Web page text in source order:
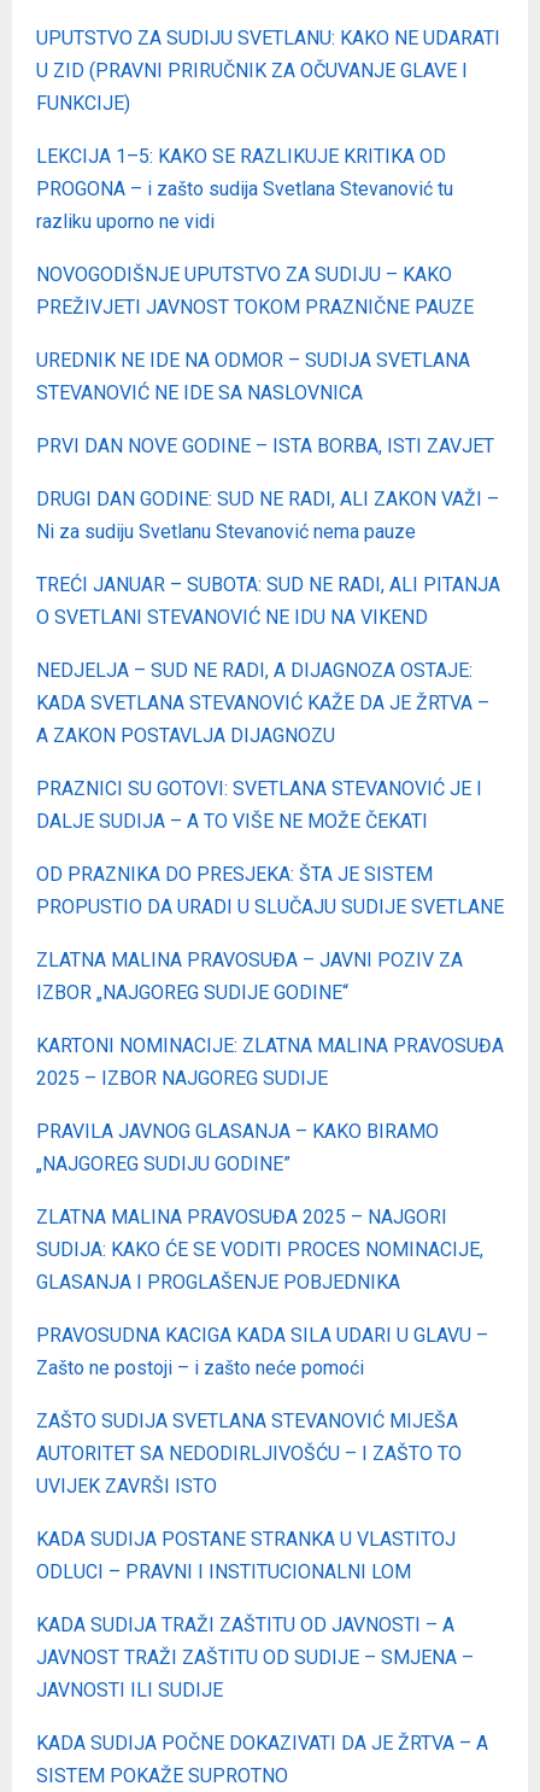
UPUTSTVO ZA SUDIJU SVETLANU: KAKO NE UDARATI
U ZID (PRAVNI PRIRUČNIK ZA OČUVANJE GLAVE I
FUNKCIJE)
LEKCIJA 1–5: KAKO SE RAZLIKUJE KRITIKA OD
PROGONA – i zašto sudija Svetlana Stevanović tu
razliku uporno ne vidi
NOVOGODIŠNJE UPUTSTVO ZA SUDIJU – KAKO
PREŽIVJETI JAVNOST TOKOM PRAZNIČNE PAUZE
UREDNIK NE IDE NA ODMOR – SUDIJA SVETLANA
STEVANOVIĆ NE IDE SA NASLOVNICA
PRVI DAN NOVE GODINE – ISTA BORBA, ISTI ZAVJET
DRUGI DAN GODINE: SUD NE RADI, ALI ZAKON VAŽI –
Ni za sudiju Svetlanu Stevanović nema pauze
TREĆI JANUAR – SUBOTA: SUD NE RADI, ALI PITANJA
O SVETLANI STEVANOVIĆ NE IDU NA VIKEND
NEDJELJA – SUD NE RADI, A DIJAGNOZA OSTAJЕ:
KADA SVETLANA STEVANOVIĆ KAŽE DA JE ŽRTVA –
A ZAKON POSTAVLJA DIJAGNOZU
PRAZNICI SU GOTOVI: SVETLANA STEVANOVIĆ JE I
DALJE SUDIJA – A TO VIŠE NE MOŽE ČEKATI
OD PRAZNIKA DO PRESJEKA: ŠTA JE SISTEM
PROPUSTIO DA URADI U SLUČAJU SUDIJE SVETLANE
ZLATNA MALINA PRAVOSUĐA – JAVNI POZIV ZA
IZBOR „NAJGOREG SUDIJE GODINE“
KARTONI NOMINACIJE: ZLATNA MALINA PRAVOSUĐA
2025 – IZBOR NAJGOREG SUDIJE
PRAVILA JAVNOG GLASANJA – KAKO BIRAMO
„NAJGOREG SUDIJU GODINE”
ZLATNA MALINA PRAVOSUĐA 2025 – NAJGORI
SUDIJA: KAKO ĆE SE VODITI PROCES NOMINACIJE,
GLASANJA I PROGLAŠENJE POBJEDNIKA
PRAVOSUDNA KACIGA KADA SILA UDARI U GLAVU –
Zašto ne postoji – i zašto neće pomoći
ZAŠTO SUDIJA SVETLANA STEVANOVIĆ MIJEŠA
AUTORITET SA NEDODIRLJIVOŠĆU – I ZAŠTO TO
UVIJEK ZAVRŠI ISTO
KADA SUDIJA POSTANE STRANKA U VLASTITOJ
ODLUCI – PRAVNI I INSTITUCIONALNI LOM
KADA SUDIJA TRAŽI ZAŠTITU OD JAVNOSTI – A
JAVNOST TRAŽI ZAŠTITU OD SUDIJE – SMJENA –
JAVNOSTI ILI SUDIJE
KADA SUDIJA POČNE DOKAZIVATI DA JE ŽRTVA – A
SISTEM POKAŽE SUPROTNO